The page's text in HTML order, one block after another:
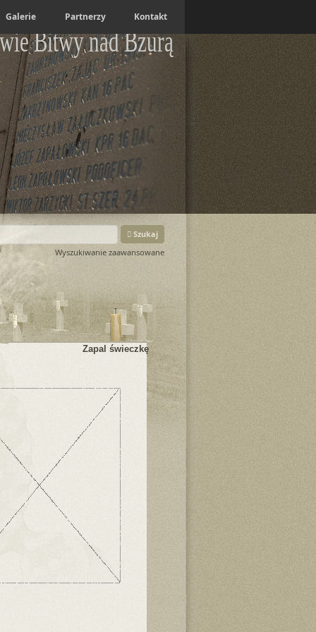
Galerie Partnerzy Kontakt
Bitwy nad Bzurą
Szukaj
Wyszukiwanie zaawansowane
Zapal świeczkę